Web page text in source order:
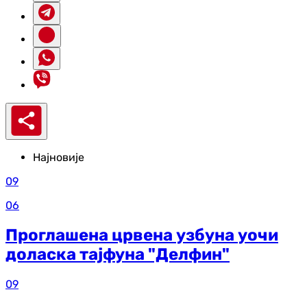
Најновије
09
06
Проглашена црвена узбуна уочи
доласка тајфуна "Делфин"
09